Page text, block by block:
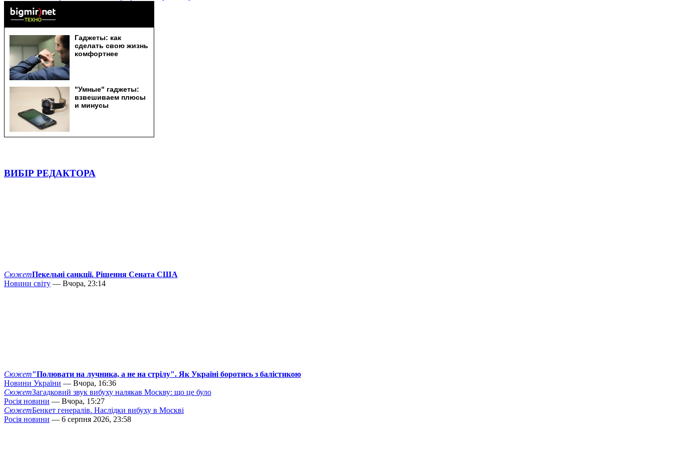
ВИБІР РЕДАКТОРА
СюжетПекельні санкції. Рішення Сената США
Новини світу — Вчора, 23:14
Сюжет"Полювати на лучника, а не на стрілу". Як Україні боротись з балістикою
Новини України — Вчора, 16:36
СюжетЗагадковий звук вибуху налякав Москву: що це було
Росія новини — Вчора, 15:27
СюжетБенкет генералів. Наслідки вибуху в Москві
Росія новини — 6 серпня 2026, 23:58